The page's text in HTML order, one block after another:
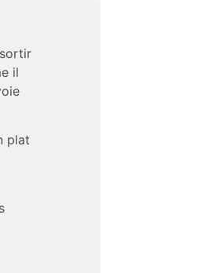
il
plat